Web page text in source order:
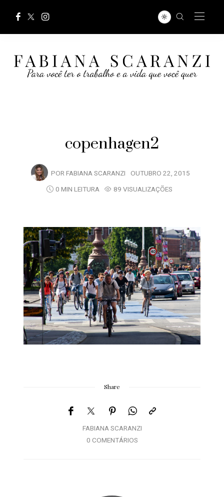
copenhagen2
POR FABIANA SCARANZI OUTUBRO 22, 2015
0 MIN LEITURA
89 VISUALIZAÇÕES
Share
FABIANA SCARANZI
0 COMENTÁRIOS